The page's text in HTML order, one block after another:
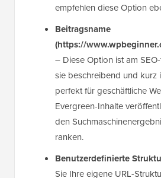
empfehlen diese Option
Beitragsname
(https://
– Diese Option ist am
sie beschreibend und kurz
perfekt für geschäftliche
Evergreen-Inhalte
den
ranken.
Benutzerdefinierte
Sie Ihre eigene URL-